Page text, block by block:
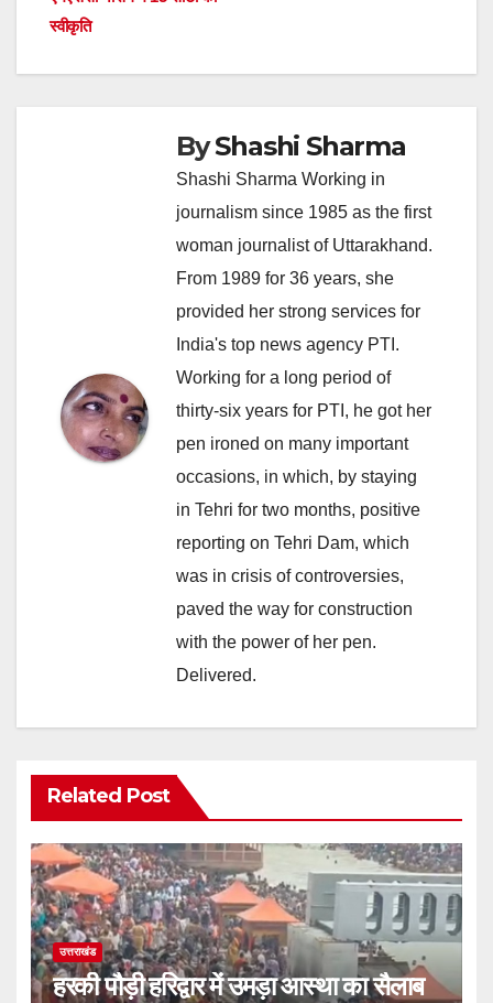
स्वीकृति
ByShashi Sharma
Shashi Sharma Working in
journalism since 1985 as the first
woman journalist of Uttarakhand.
From 1989 for 36 years, she
provided her strong services for
India's top news agency PTI.
Working for a long period of
thirty-six years for PTI, he got her
pen ironed on many important
occasions, in which, by staying
in Tehri for two months, positive
reporting on Tehri Dam, which
was in crisis of controversies,
paved the way for construction
with the power of her pen.
Delivered.
Related Post
उत्तराखंड
हरकी पौड़ी हरिद्वार में उमड़ा आस्था का सैलाब